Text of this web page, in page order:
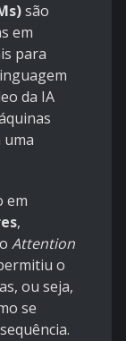
são
em
para
da IA
uma
em
,
Attention
o
ou seja,
se